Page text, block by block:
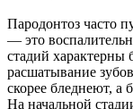
Пародонтоз часто
— это
стадий характерны
расшатывание
скорее бледнеют, а
На начальной